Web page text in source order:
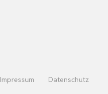
Impressum Datenschutz